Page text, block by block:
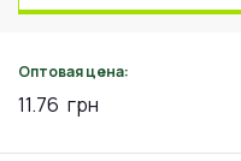
Оптовая цена:
11.76 грн